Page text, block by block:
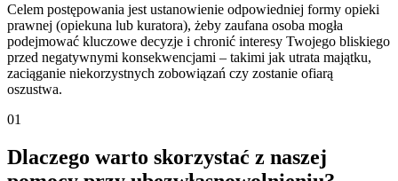
Celem postępowania jest ustanowienie odpowiedniej formy opieki
prawnej (opiekuna lub kuratora), żeby zaufana osoba mogła
podejmować kluczowe decyzje i chronić interesy Twojego bliskiego
przed negatywnymi konsekwencjami – takimi jak utrata majątku,
zaciąganie niekorzystnych zobowiązań czy zostanie ofiarą
oszustwa.
01
Dlaczego warto skorzystać z naszej